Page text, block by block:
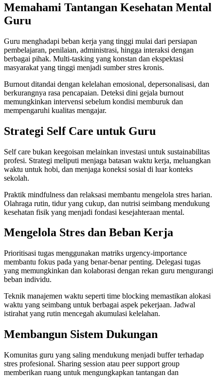
Memahami Tantangan Kesehatan Mental
Guru
Guru menghadapi beban kerja yang tinggi mulai dari persiapan
pembelajaran, penilaian, administrasi, hingga interaksi dengan
berbagai pihak. Multi-tasking yang konstan dan ekspektasi
masyarakat yang tinggi menjadi sumber stres kronis.
Burnout ditandai dengan kelelahan emosional, depersonalisasi, dan
berkurangnya rasa pencapaian. Deteksi dini gejala burnout
memungkinkan intervensi sebelum kondisi memburuk dan
mempengaruhi kualitas mengajar.
Strategi Self Care untuk Guru
Self care bukan keegoisan melainkan investasi untuk sustainabilitas
profesi. Strategi meliputi menjaga batasan waktu kerja, meluangkan
waktu untuk hobi, dan menjaga koneksi sosial di luar konteks
sekolah.
Praktik mindfulness dan relaksasi membantu mengelola stres harian.
Olahraga rutin, tidur yang cukup, dan nutrisi seimbang mendukung
kesehatan fisik yang menjadi fondasi kesejahteraan mental.
Mengelola Stres dan Beban Kerja
Prioritisasi tugas menggunakan matriks urgency-importance
membantu fokus pada yang benar-benar penting. Delegasi tugas
yang memungkinkan dan kolaborasi dengan rekan guru mengurangi
beban individu.
Teknik manajemen waktu seperti time blocking memastikan alokasi
waktu yang seimbang untuk berbagai aspek pekerjaan. Jadwal
istirahat yang rutin mencegah akumulasi kelelahan.
Membangun Sistem Dukungan
Komunitas guru yang saling mendukung menjadi buffer terhadap
stres profesional. Sharing session atau peer support group
memberikan ruang untuk mengungkapkan tantangan dan